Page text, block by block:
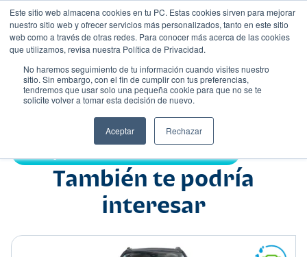
Este sitio web almacena cookies en tu PC. Estas cookies sirven para mejorar
nuestro sitio web y ofrecer servicios más personalizados, tanto en este sitio
web como a través de otras redes. Para conocer más acerca de las cookies
que utilizamos, revisa nuestra Política de Privacidad.
No haremos seguimiento de tu información cuando visites nuestro
sitio. Sin embargo, con el fin de cumplir con tus preferencias,
tendremos que usar solo una pequeña cookie para que no se te
solicite volver a tomar esta decisión de nuevo.
Aceptar Rechazar
Nombre
También te podría
interesar